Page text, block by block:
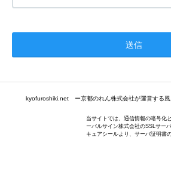
kyofuroshiki.net ー京都のれん株式会社が運営する風
当サイトでは、通信情報の暗号化
ーバルサイン株式会社のSSLサー
キュアシールより、サーバ証明書